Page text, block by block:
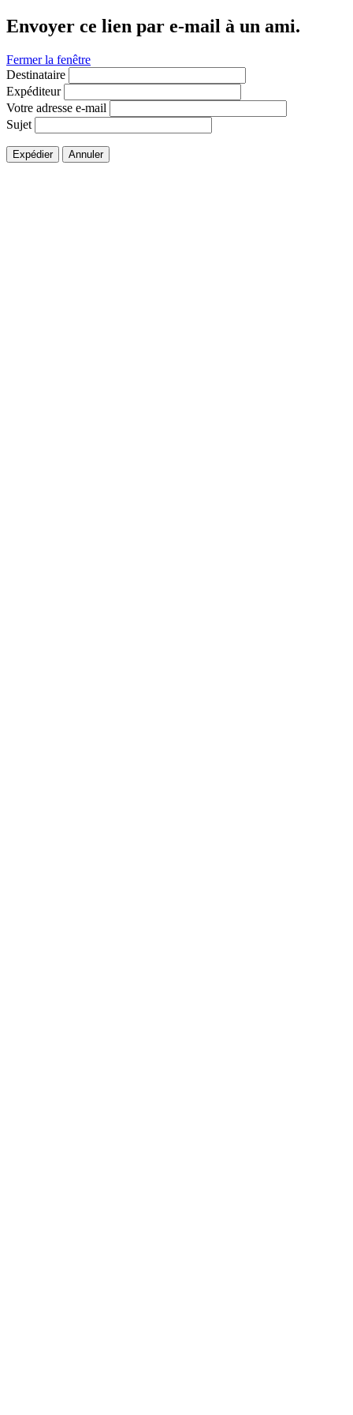
Envoyer ce lien par e-mail à un ami.
Fermer la fenêtre
Destinataire
Expéditeur
Votre adresse e-mail
Sujet
Expédier Annuler